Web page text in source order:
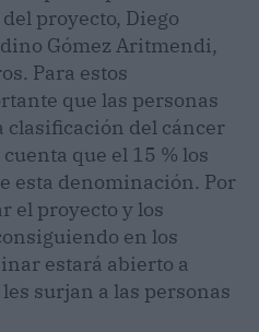
proyecto, Diego
Gómez Aritmendi,
Para estos
que las personas
clasificación del cáncer
que el 15 % los
esta denominación. Por
el proyecto y los
en los
estará abierto a
surjan a las personas